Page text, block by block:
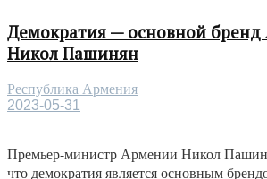
Демократия — основной
Никол Пашинян
Республика Армения
2023-05-31
Премьер-министр Армении Никол
что демократия является основным